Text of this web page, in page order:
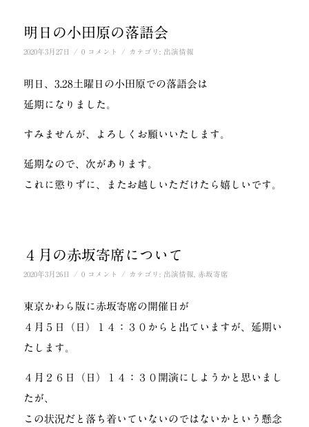
明日の小田原の落語会
2020年3月27日 / 0 コメント / カテゴリ: 出演情報
明日、3.28土曜日の小田原での落語会は
延期になりました。
すみませんが、よろしくお願いいたします。
延期なので、次があります。
これに懲りずに、またお越しいただけたら嬉しいです。
４月の赤坂寄席について
2020年3月26日 / 0 コメント / カテゴリ: 出演情報 赤坂寄席
東京かわら版に赤坂寄席の開催日が
４月５日（日）１４：３０からと出ていますが、延期い
たします。
４月２６日（日）１４：３０開演にしようかと思いまし
たが、
この状況だと落ち着いていないのではないかという懸念